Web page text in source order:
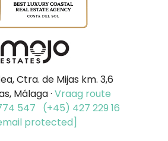
Ctra. de Mijas km. 3,6
Málaga · Vraag route
547
(+45) 427 229 16
protected]